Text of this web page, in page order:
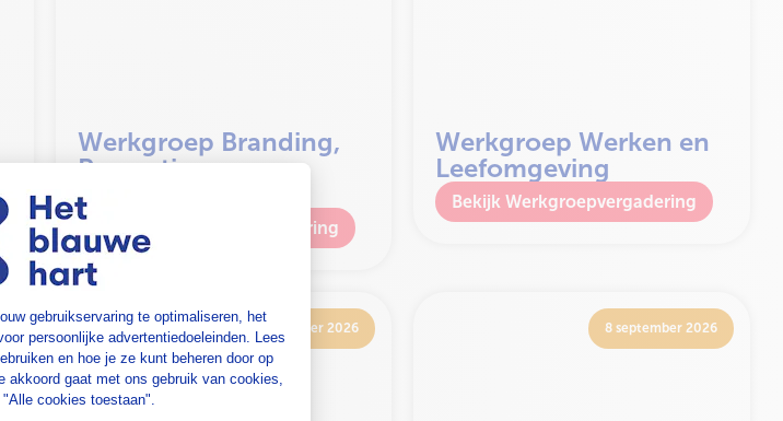
Werkgroep Branding,
Promotie en
Ledenwerving
Werkgroepvergadering
Werkgroep Werken en
Leefomgeving
Werkgroepvergadering
1 september 2026 8 september 2026